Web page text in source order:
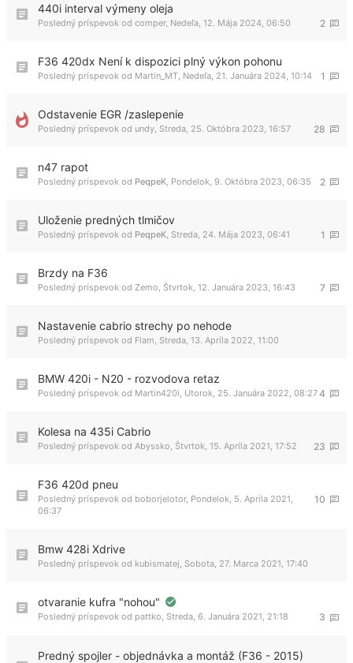
440i interval výmeny oleja
2
Posledný príspevok od comper, Nedeľa, 12. Mája 2024, 06:50
F36 420dx Není k dispozici plný výkon pohonu
1
Posledný príspevok od Martin_MT Nedeľa, 21. Januára 2024, 10:14
Odstavenie EGR /zaslepenie
28
Posledný príspevok od undy Streda, 25. Októbra 2023, 16:57
n47 rapot
2
Posledný príspevok od PeqpeK Pondelok, 9. Októbra 2023, 06:35
Uloženie predných tlmičov
1
Posledný príspevok od PeqpeK Streda, 24. Mája 2023, 06:41
Brzdy na F36
7
Posledný príspevok od Zemo Štvrtok, 12. Januára 2023, 16:43
Nastavenie cabrio strechy po nehode
Posledný príspevok od Flam Streda, 13. Apríla 2022, 11:00
BMW 420i - N20 - rozvodova retaz
4
Posledný príspevok od Martin420i Utorok, 25. Januára 2022, 08:27
Kolesa na 435i Cabrio
23
Posledný príspevok od Abyssko Štvrtok, 15. Apríla 2021, 17:52
F36 420d pneu
10
Posledný príspevok od boborjelotor, Pondelok, 5. Apríla 2021,
06:37
Bmw 428i Xdrive
Posledný príspevok od kubismatej Sobota, 27. Marca 2021, 17:40
otvaranie kufra "nohou"
3
Posledný príspevok od pattko, Streda, 6. Januára 2021, 21:18
Predný spojler - objednávka a montáž (F36 - 2015)